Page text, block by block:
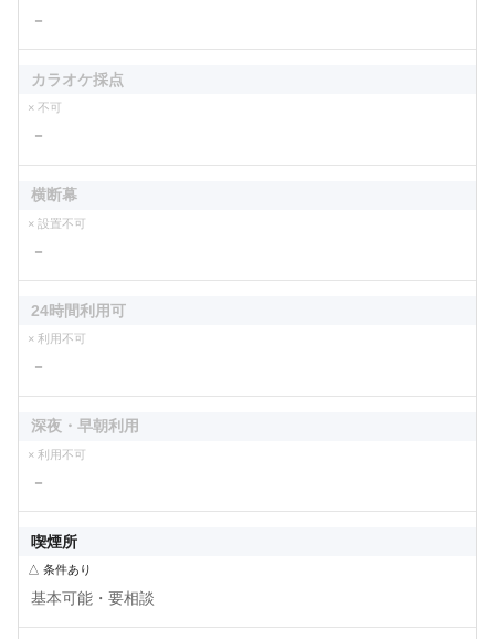
－
カラオケ採点
× 不可
－
横断幕
× 設置不可
－
24時間利用可
× 利用不可
－
深夜・早朝利用
× 利用不可
－
喫煙所
△ 条件あり
基本可能・要相談